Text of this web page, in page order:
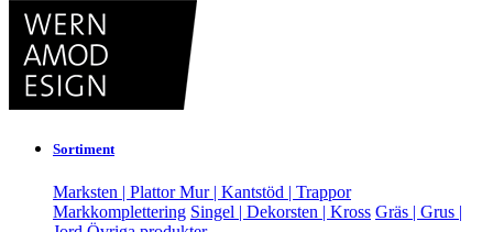
Sortiment
Marksten | PlattorMur | Kantstöd | Trappor
Markkomplettering Singel | Dekorsten | Kross Gräs | Grus |